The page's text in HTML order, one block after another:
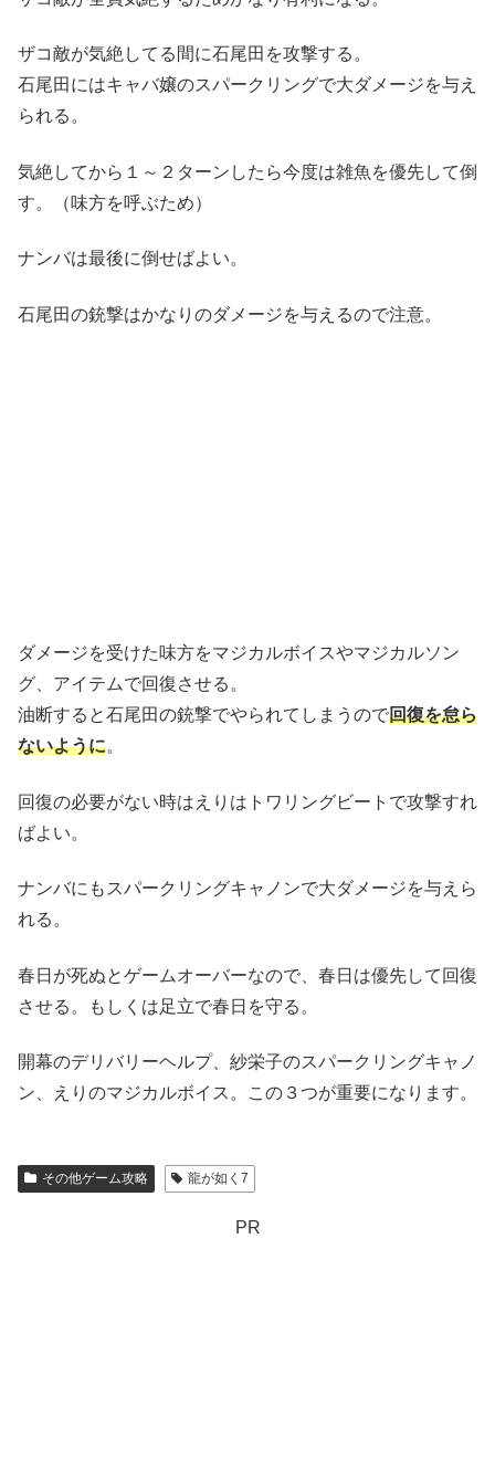
ザコ敵が気絶してる間に石尾田を攻撃する。
石尾田にはキャバ嬢のスパークリングで大ダメージを与え
られる。
気絶してから１～２ターンしたら今度は雑魚を優先して倒
す。（味方を呼ぶため）
ナンバは最後に倒せばよい。
石尾田の銃撃はかなりのダメージを与えるので注意。
ダメージを受けた味方をマジカルボイスやマジカルソン
グ、アイテムで回復させる。
油断すると石尾田の銃撃でやられてしまうので回復を怠ら
ないように。
回復の必要がない時はえりはトワリングビートで攻撃すれ
ばよい。
ナンバにもスパークリングキャノンで大ダメージを与えら
れる。
春日が死ぬとゲームオーバーなので、春日は優先して回復
させる。もしくは足立で春日を守る。
開幕のデリバリーヘルプ、紗栄子のスパークリングキャノ
ン、えりのマジカルボイス。この３つが重要になります。
その他ゲーム攻略 龍が如く7
PR